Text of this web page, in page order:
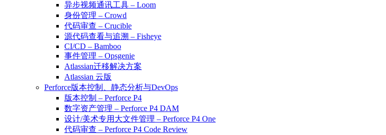
异步视频通讯工具 – Loom
身份管理 – Crowd
代码审查 – Crucible
源代码查看与追溯 – Fisheye
CI/CD – Bamboo
事件管理 – Opsgenie
Atlassian迁移解决方案
Atlassian 云版
Perforce版本控制、静态分析与DevOps
版本控制 – Perforce P4
数字资产管理 – Perforce P4 DAM
设计/美术专用大文件管理 – Perforce P4 One
代码审查 – Perforce P4 Code Review